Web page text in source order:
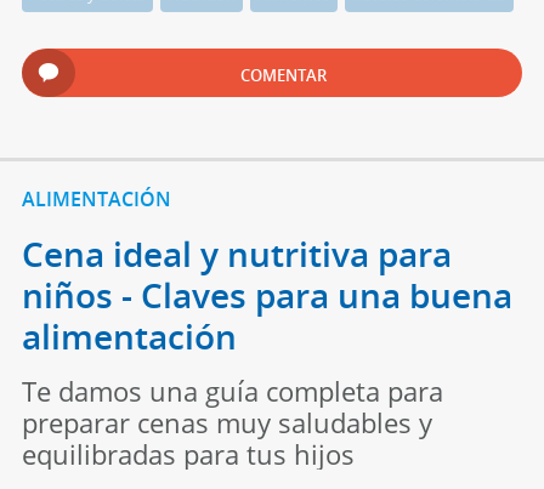
COMENTAR
ALIMENTACIÓN
Cena ideal y nutritiva para
niños - Claves para una buena
alimentación
Te damos una guía completa para
preparar cenas muy saludables y
equilibradas para tus hijos